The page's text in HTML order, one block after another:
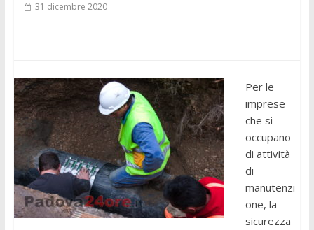
31 dicembre 2020
Per le
imprese
che si
occupano
di attività
di
manutenzi
one, la
sicurezza